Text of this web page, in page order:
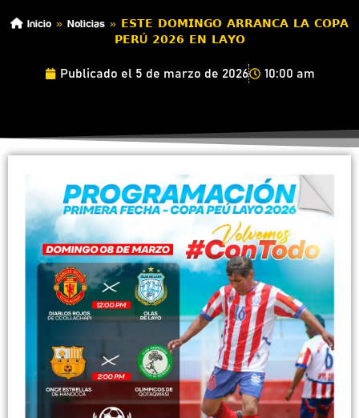
Inicio » Noticias »
𝗘𝗦𝗧𝗘 𝗗𝗢𝗠𝗜𝗡𝗚𝗢 𝗔𝗥𝗥𝗔𝗡𝗖𝗔 𝗟𝗔 𝗖𝗢𝗣𝗔
𝗣𝗘𝗥Ú 𝟮𝟬𝟮𝟲 𝗘𝗡 𝗟𝗔𝗬𝗢
Publicado el 5 de marzo de 2026 10:00 am